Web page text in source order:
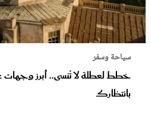
سياحة وسفر
بانتظارك